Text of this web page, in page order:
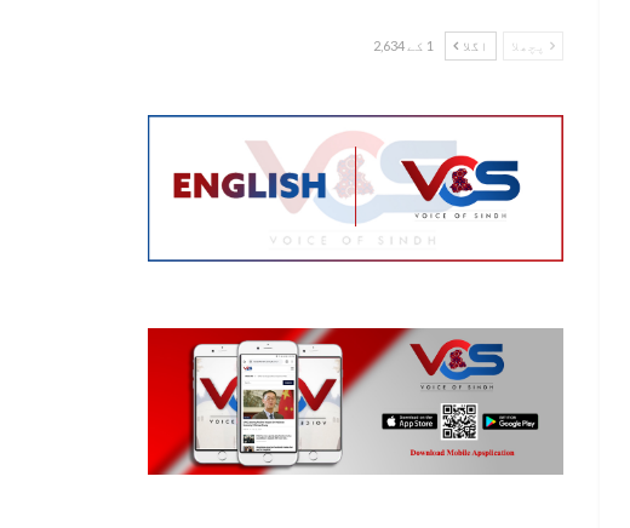
پچھلا اگلا 1 کے 2,634